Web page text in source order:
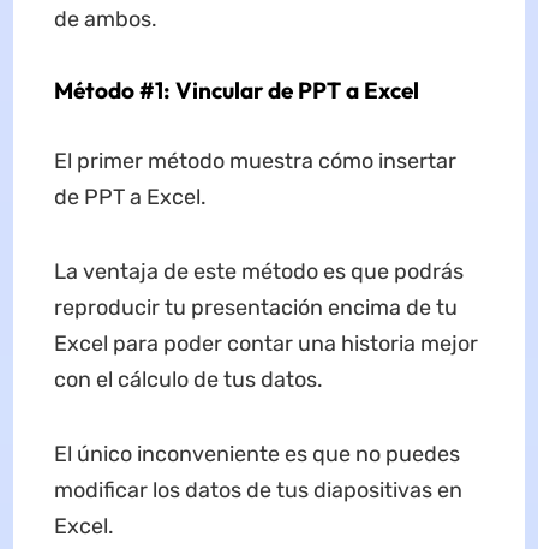
de ambos.
Método #1: Vincular de PPT a Excel
El primer método muestra cómo insertar
de PPT a Excel.
La ventaja de este método es que podrás
reproducir tu presentación encima de tu
Excel para poder contar una historia mejor
con el cálculo de tus datos.
El único inconveniente es que no puedes
modificar los datos de tus diapositivas en
Excel.